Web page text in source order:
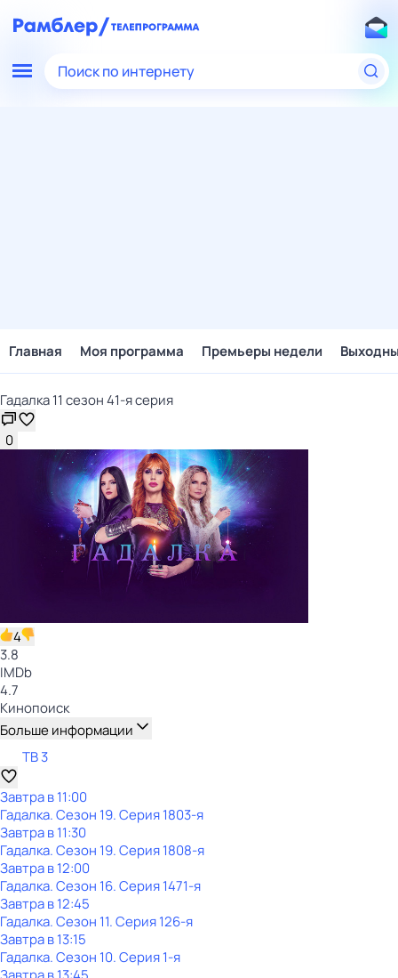
Поиск по интернету
Главная Моя программа Премьеры недели
Гадaлкa 11 сезон 41-я серия
0
4
3.8
IMDb
4.7
Кинопоиск
Больше информации
ТВ 3
Завтра в 11:00
Гадaлкa. Сезон 19. Серия 1803-я
Завтра в 11:30
Гадaлкa. Сезон 19. Серия 1808-я
Завтра в 12:00
Гадaлкa. Сезон 16. Серия 1471-я
Завтра в 12:45
Гадaлкa. Сезон 11. Серия 126-я
Завтра в 13:15
Гадaлкa. Сезон 10. Серия 1-я